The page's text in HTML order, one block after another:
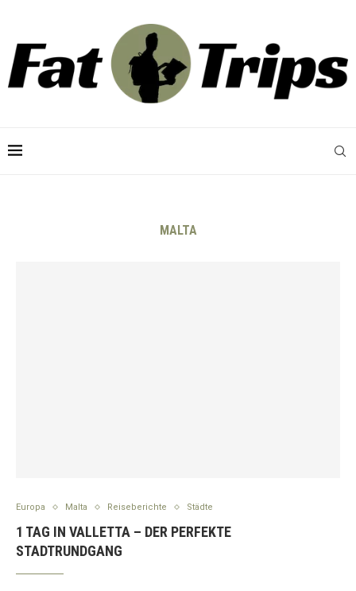
MALTA
Europa Malta Reiseberichte Städte
1 TAG IN VALLETTA – DER PERFEKTE
STADTRUNDGANG